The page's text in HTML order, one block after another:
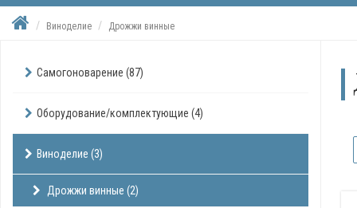
Виноделие Дрожжи винные
Самогоноварение (87)
Оборудование/комплектующие (4)
Виноделие (3)
Дрожжи винные (2)